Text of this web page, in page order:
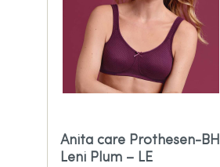
Anita care Prothesen-BH
Leni Plum – LE